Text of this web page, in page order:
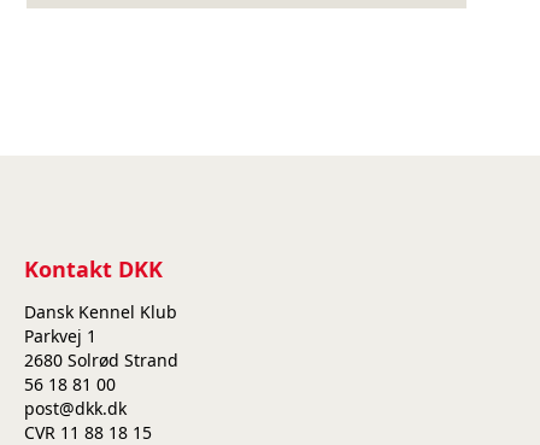
Kontakt DKK
Dansk Kennel Klub
Parkvej 1
2680 Solrød Strand
56 18 81 00
post@dkk.dk
CVR 11 88 18 15